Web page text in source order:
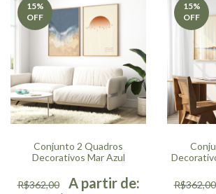
15%
OFF
Conjunto 2 Quadros
Decorativos Mar Azul
R$362,00
15%
OFF
R$362,00